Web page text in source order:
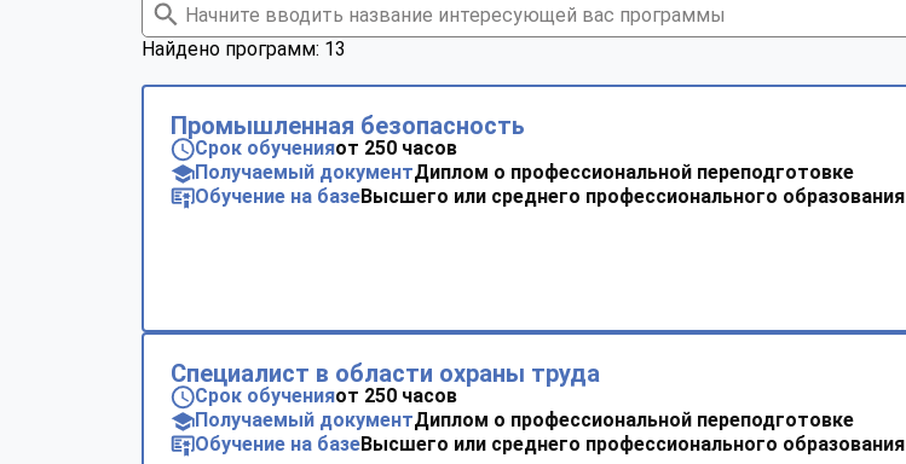
Найдено программ: 13
Промышленная безопасность
Срок обученияот 250 часов
Получаемый документДиплом о профессиональной переподготовке
Обучение на базеВысшего или среднего профессионального образования
Специалист в области охраны труда
Срок обученияот 250 часов
Получаемый документДиплом о профессиональной переподготовке
Обучение на базеВысшего или среднего профессионального образования